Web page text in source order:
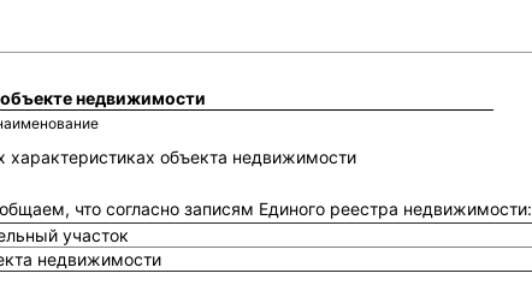
недвижимости
характеристиках объекта недвижимости
что согласно записям Единого реестра недвижимости:
участок
недвижимости